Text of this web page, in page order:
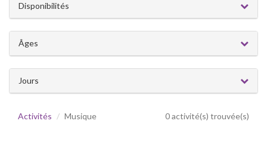
Disponibilités
Âges
Jours
Activités Musique 0 activité(s) trouvée(s)